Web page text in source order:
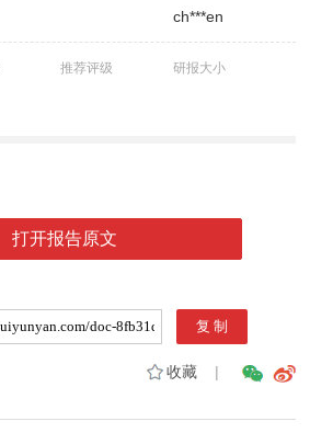
ch***en
推荐评级 研报大小
打开报告原文
收藏|